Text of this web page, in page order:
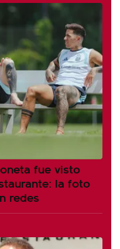
fue visto
la foto
redes